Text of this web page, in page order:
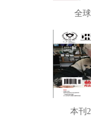
全
本刊